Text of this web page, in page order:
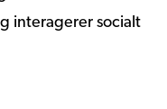
interagerer socialt